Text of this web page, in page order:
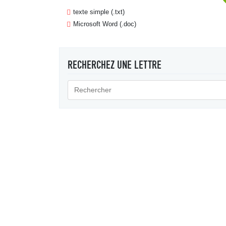
texte simple (.txt)
Microsoft Word (.doc)
RECHERCHEZ UNE LETTRE